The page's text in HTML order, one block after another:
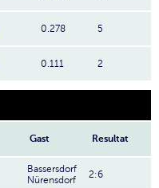
0.278 5
0.111 2
Gast Resultat
Bassersdorf
Nürensdorf
2:6